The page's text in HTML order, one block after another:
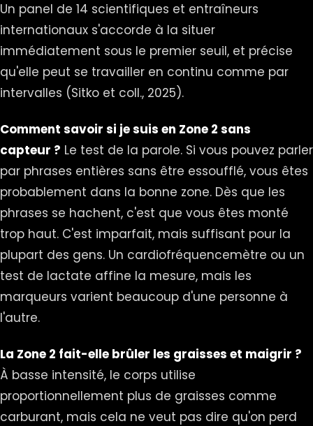
Un panel de 14 scientifiques et entraîneurs
internationaux s'accorde à la situer
immédiatement sous le premier seuil, et précise
qu'elle peut se travailler en continu comme par
intervalles (Sitko et coll., 2025).
Comment savoir si je suis en Zone 2 sans
capteur ? Le test de la parole. Si vous pouvez parler
par phrases entières sans être essoufflé, vous êtes
probablement dans la bonne zone. Dès que les
phrases se hachent, c'est que vous êtes monté
trop haut. C'est imparfait, mais suffisant pour la
plupart des gens. Un cardiofréquencemètre ou un
test de lactate affine la mesure, mais les
marqueurs varient beaucoup d'une personne à
l'autre.
La Zone 2 fait-elle brûler les graisses et maigrir ?
À basse intensité, le corps utilise
proportionnellement plus de graisses comme
carburant, mais cela ne veut pas dire qu'on perd